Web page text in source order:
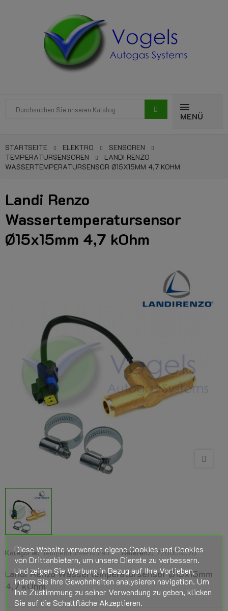
MENÜ
STARTSEITE ELEKTRO
SENSOREN
TEMPERATURSENSOREN
LANDI RENZO
WASSERTEMPERATURSENSOR Ø15X15MM 4,7 KOHM
Landi Renzo
Wassertemperatursensor
Ø15x15mm 4,7 kOhm
Kategorie: Temperatursensoren Referenz: 720003070
Landi Renzo Wassertemperatursensor Ø15x15mm
4,7 kOhm
Diese Website verwendet eigene Cookies und Cookies
von Drittanbietern, um unsere Dienste zu verbessern.
Und zeigen Sie Werbung in Bezug auf Ihre Vorlieben,
indem Sie Ihre Gewohnheiten analysieren navigation. Um
Ihre Zustimmung zu seiner Verwendung zu geben, klicken
Sie auf die Schaltfläche Akzeptieren.